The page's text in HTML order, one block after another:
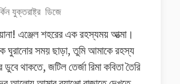
যুক্তরাষ্ট্র ডিজে
এঞ্জেল শহরের এক রহস্যময় আত্মা।
ঘুরানোর সময় ছাড়া, তুমি আমাকে রহস্য
থাকতে, জটিল তের্জা রিমা কবিতা তৈরি